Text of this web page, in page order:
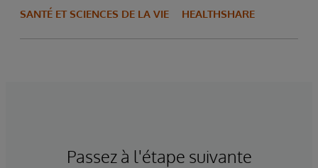
SANTÉ ET SCIENCES DE LA VIE HEALTHSHARE
Passez à l'étape suivante